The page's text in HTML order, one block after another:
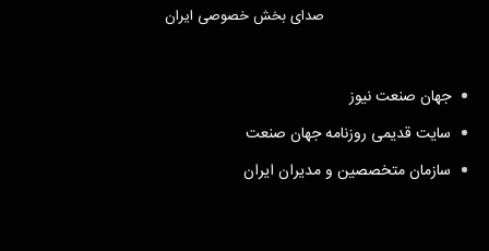
صدای بخش خصوصی ایران
جهان صنعت نیوز
سایت قدیمی روزنامه جهان صنعت
سازمان متخصصین و مدیران ایران